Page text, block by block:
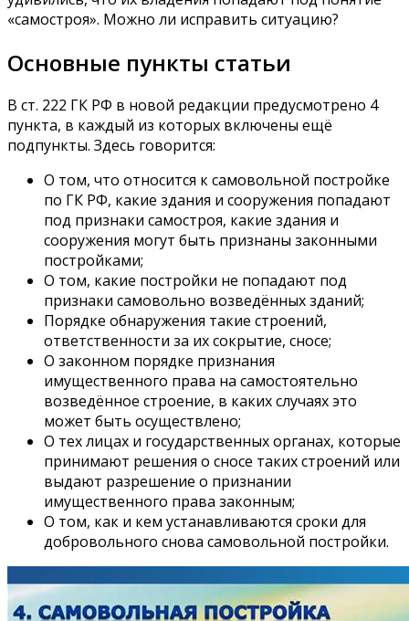
«самостроя». Можно ли исправить ситуацию?
Основные пункты статьи
В ст. 222 ГК РФ в новой редакции предусмотрено 4
пункта, в каждый из которых включены ещё
подпункты. Здесь говорится:
О том, что относится к самовольной постройке
по ГК РФ, какие здания и сооружения попадают
под признаки самостроя, какие здания и
сооружения могут быть признаны законными
постройками;
О том, какие постройки не попадают под
признаки самовольно возведённых зданий;
Порядке обнаружения такие строений,
ответственности за их сокрытие, сносе;
О законном порядке признания
имущественного права на самостоятельно
возведённое строение, в каких случаях это
может быть осуществлено;
О тех лицах и государственных органах, которые
принимают решения о сносе таких строений или
выдают разрешение о признании
имущественного права законным;
О том, как и кем устанавливаются сроки для
добровольного снова самовольной постройки.